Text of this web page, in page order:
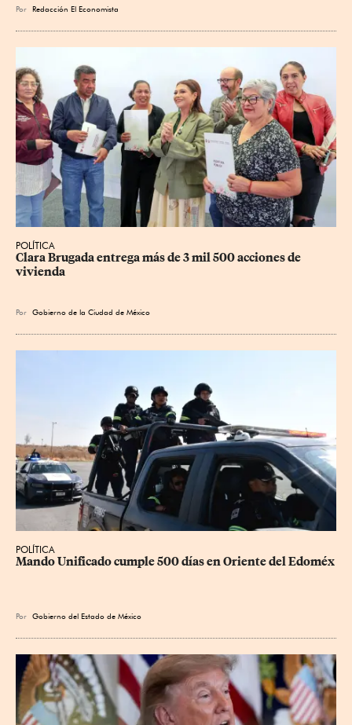
Por Redacción El Economista
POLÍTICA
Clara Brugada entrega más de 3 mil 500 acciones de
vivienda
Por Gobierno de la Ciudad de México
POLÍTICA
Mando Unificado cumple 500 días en Oriente del Edoméx
Por Gobierno del Estado de México